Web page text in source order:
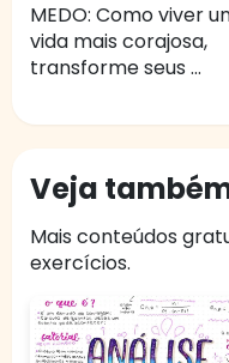
MEDO: Como viver
vida mais corajosa,
transforme seus ...
Veja
Mais conteúdos
exercícios.